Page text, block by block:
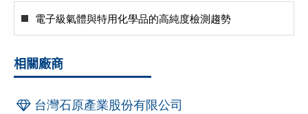
電子級氣體與特用化學品的高純度檢測趨勢
相關廠商
台灣石原產業股份有限公司